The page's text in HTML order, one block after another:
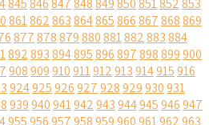
845846847848849850851852853
861862863864865866867868869
877878879880881882883884
892893894895896897898899900
908909910911912913914915916
924925926927928929930931
939940941942943944945946947